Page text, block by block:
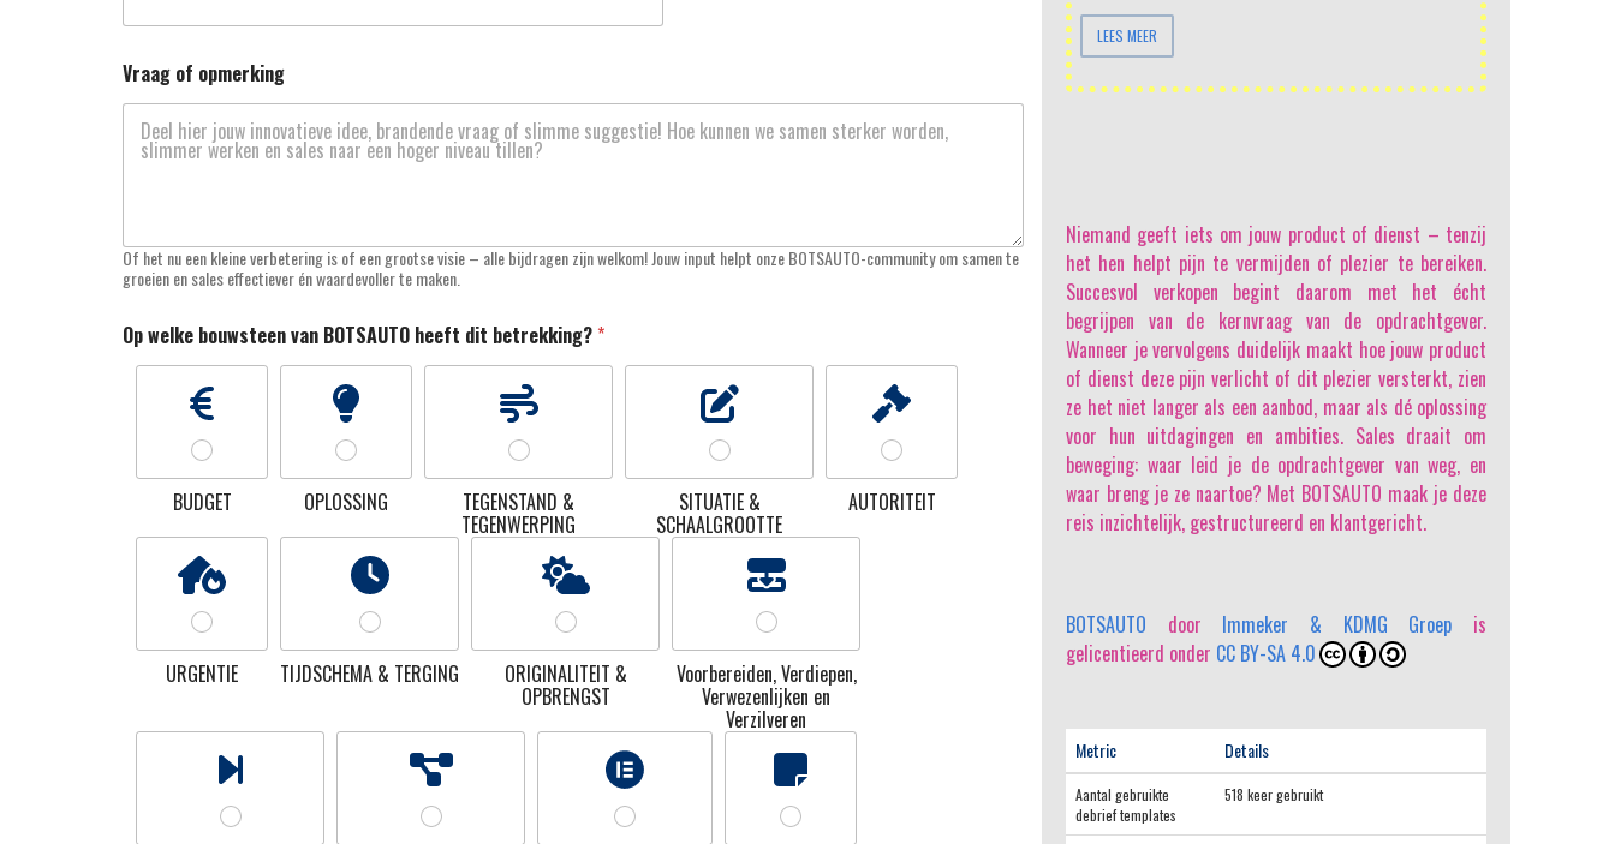
Vraag of opmerking
Of het nu een kleine verbetering is of een grootse visie – alle bijdragen zijn welkom! Jouw input helpt onze BOTSAUTO-community om samen te
groeien en sales effectiever én waardevoller te maken.
Op welke bouwsteen van BOTSAUTO heeft dit betrekking? *
BUDGET OPLOSSING TEGENSTAND &
TEGENWERPING
SITUATIE &
SCHAALGROOTTE
AUTORITEIT
URGENTIE TIJDSCHEMA & TERGING ORIGINALITEIT &
OPBRENGST
Voorbereiden, Verdiepen,
Verwezenlijken en
Verzilveren
in een wereld waarin
LEES MEER
Niemand geeft iets om jouw product of dienst – tenzij
het hen helpt pijn te vermijden of plezier te bereiken.
Succesvol verkopen begint daarom met het écht
begrijpen van de kernvraag van de opdrachtgever.
Wanneer je vervolgens duidelijk maakt hoe jouw product
of dienst deze pijn verlicht of dit plezier versterkt, zien
ze het niet langer als een aanbod, maar als dé oplossing
voor hun uitdagingen en ambities. Sales draait om
beweging: waar leid je de opdrachtgever van weg, en
waar breng je ze naartoe? Met BOTSAUTO maak je deze
reis inzichtelijk, gestructureerd en klantgericht.
BOTSAUTO door Immeker & KDMG Groep is
gelicentieerd onder CC BY-SA 4.0
Metric Details
Aantal gebruikte
debrief templates
518 keer gebruikt